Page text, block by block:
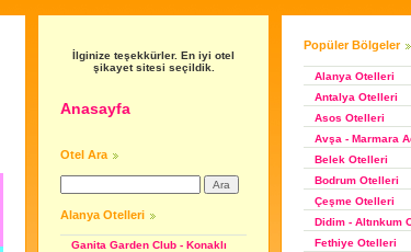
İlginize teşekkürler. En iyi otel
şikayet sitesi seçildik.
Anasayfa
Otel Ara
Alanya Otelleri
Ganita Garden Club - Konaklı
Popüler Bölgeler
Alanya Otelleri
Antalya Otelleri
Asos Otelleri
Avşa - Marmara
Belek Otelleri
Bodrum Otelleri
Çeşme Otelleri
Didim - Altınkum
Fethiye Otelleri